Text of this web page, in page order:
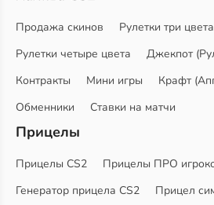
Продажа скинов
Рулетки три цвета
Рулетки четыре цвета
Джекпот
Контракты
Мини игры Крафт
Обменники
Ставки на матчи
Прицелы
Прицелы CS2
Прицелы ПРО
Генератор прицела CS2
Прицел